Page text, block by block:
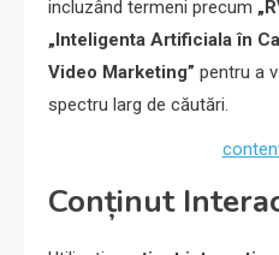
incluzând termeni precum
„Inteligenta Artificiala în
Video Marketing” pentru a
spectru larg de căutări.
Conținut